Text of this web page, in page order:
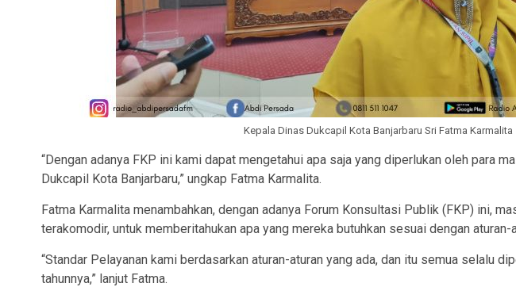
Kepala Dinas Dukcapil Kota Banjarbaru Sri Fatma Karmalita
“Dengan adanya FKP ini kami dapat mengetahui apa saja yang diperlukan oleh para
Dukcapil Kota Banjarbaru,” ungkap Fatma Karmalita.
Fatma Karmalita menambahkan, dengan adanya Forum Konsultasi Publik (FKP) ini,
terakomodir, untuk memberitahukan apa yang mereka butuhkan sesuai dengan aturan-
“Standar Pelayanan kami berdasarkan aturan-aturan yang ada, dan itu semua selalu
tahunnya,” lanjut Fatma.